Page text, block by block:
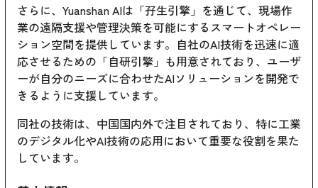
さらに、Yuanshan AIは「孖生引擎」を通じて、現場作
業の遠隔支援や管理決策を可能にするスマートオペレー
ション空間を提供しています。自社のAI技術を迅速に適
応させるための「自研引擎」も用意されており、ユーザ
ーが自分のニーズに合わせたAIソリューションを開発で
きるように支援しています。
同社の技術は、中国国内外で注目されており、特に工業
のデジタル化やAI技術の応用において重要な役割を果た
しています。